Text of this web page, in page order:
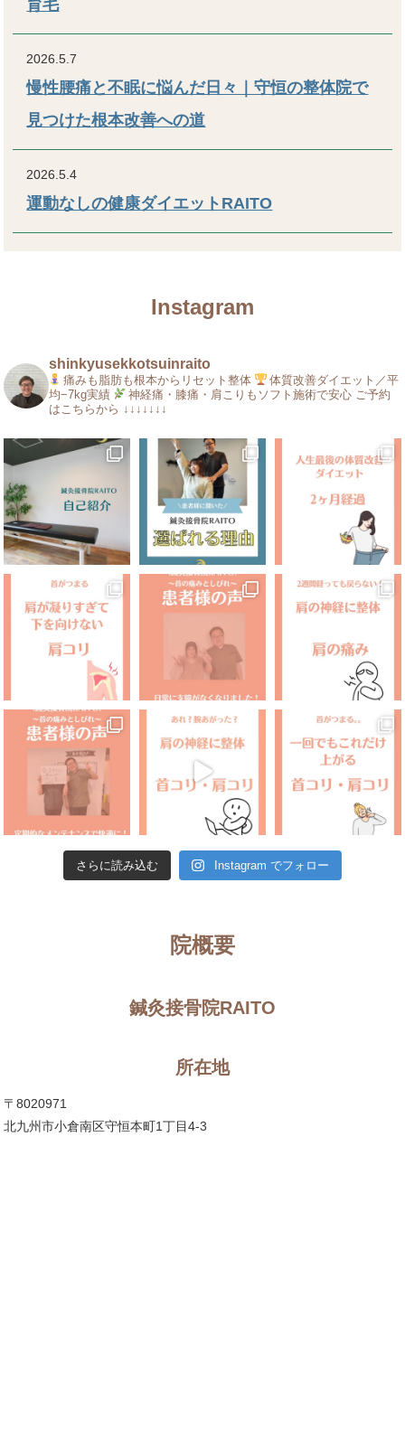
育毛
2026.5.7
慢性腰痛と不眠に悩んだ日々｜守恒の整体院で
見つけた根本改善への道
2026.5.4
運動なしの健康ダイエットRAITO
Instagram
shinkyusekkotsuinraito
痛みも脂肪も根本からリセット整体
体質改善ダイエット／平
均−7kg実績
神経痛・膝痛・肩こりもソフト施術で安心 ご予約
はこちらから ↓↓↓↓↓↓↓
さらに読み込む Instagram でフォロー
院概要
鍼灸接骨院RAITO
所在地
〒8020971
北九州市小倉南区守恒本町1丁目4-3